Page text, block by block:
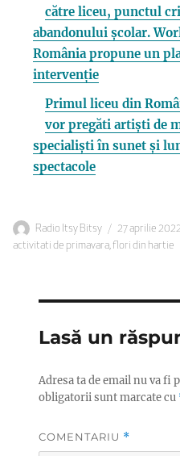
către liceu, punctul
abandonului școlar.
România propune un
intervenție
Primul liceu din
vor pregăti artiști de
specialiști în sunet și
spectacole
Autor
Radio Itsy Bitsy
Publicat
pe
27 aprilie 2022
activitati de primavara,flori din hartie
Lasă un
Adresa ta de email nu va fi
obligatorii sunt marcate cu
COMENTARIU *